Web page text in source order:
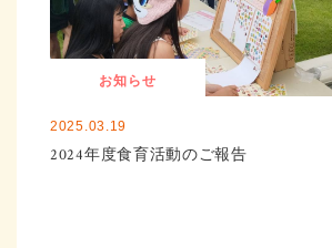
お知らせ
2025.03.19
2024年度食育活動のご報告